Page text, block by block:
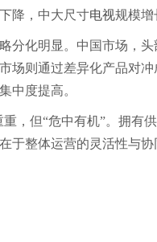
降，中大尺寸电视规模增
分化明显。中国市场，
场则通过差异化产品对
中度提高。
但“危中有机”。拥有
于整体运营的灵活性与协